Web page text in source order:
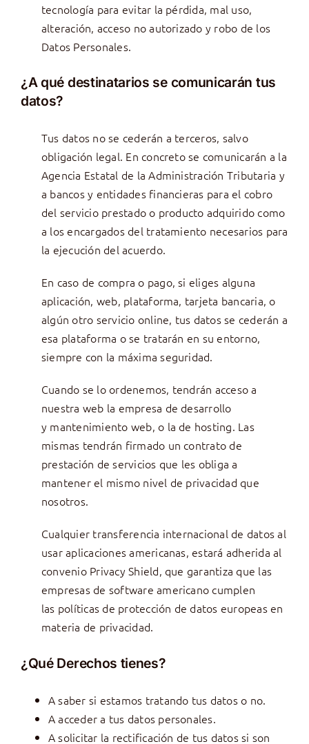
tecnología para evitar la pérdida, mal uso,
alteración, acceso no autorizado y robo de los
Datos Personales.
¿A qué destinatarios se comunicarán tus
datos?
Tus datos no se cederán a terceros, salvo
obligación legal. En concreto se comunicarán a la
Agencia Estatal de la Administración Tributaria y
a bancos y entidades financieras para el cobro
del servicio prestado o producto adquirido como
a los encargados del tratamiento necesarios para
la ejecución del acuerdo.
En caso de compra o pago, si eliges alguna
aplicación, web, plataforma, tarjeta bancaria, o
algún otro servicio online, tus datos se cederán a
esa plataforma o se tratarán en su entorno,
siempre con la máxima seguridad.
Cuando se lo ordenemos, tendrán acceso a
nuestra web la empresa de desarrollo
y mantenimiento web, o la de hosting. Las
mismas tendrán firmado un contrato de
prestación de servicios que les obliga a
mantener el mismo nivel de privacidad que
nosotros.
Cualquier transferencia internacional de datos al
usar aplicaciones americanas, estará adherida al
convenio Privacy Shield, que garantiza que las
empresas de software americano cumplen
las políticas de protección de datos europeas en
materia de privacidad.
¿Qué Derechos tienes?
A saber si estamos tratando tus datos o no.
A acceder a tus datos personales.
A solicitar la rectificación de tus datos si son